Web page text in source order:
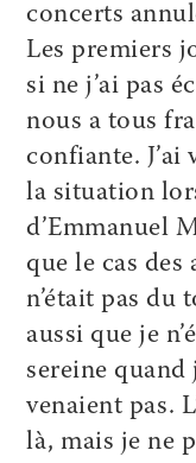
concerts
Les premiers
si ne j’ai pas
nous a tous
confiante. J’ai
la situation
d’Emmanuel
que le cas
n’était pas du
aussi que je
sereine quand
venaient pas.
là, mais je ne